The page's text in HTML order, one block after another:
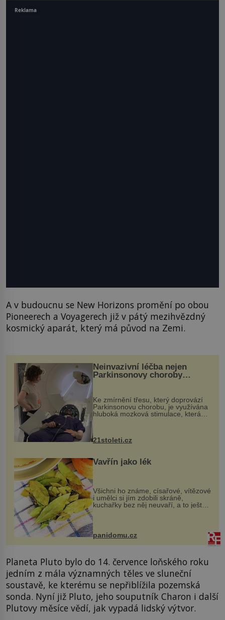
A v budoucnu se New Horizons promění po obou
Pioneerech a Voyagerech již v pátý mezihvězdný
kosmický aparát, který má původ na Zemi.
Neinvazivní léčba nejen
Parkinsonovy choroby
Ke zmírnění třesu, který doprovází
Parkinsonovu chorobu, je využívána
hluboká mozková stimulace, která
však vyžaduje vysoce invazivní
k dostatečně přesnému zacílení ...
21stoleti.cz
Vavřín jako lék
Všichni ho známe, císařové, vítězové
i umělci si jím zdobili skráně,
kuchařky bez něj neuvaří, a to ještě
nevíte, že bobkový list může výrazně
zmírnit některé naše neduhy.
Obsahuje v malém množství ně...
panidomu.cz
Planeta Pluto bylo do 14. července loňského roku
jedním z mála významných těles ve sluneční
soustavě, ke kterému se nepřiblížila pozemská
sonda. Nyní již Pluto, jeho souputník Charon i další
Plutovy měsíce vědí, jak vypadá lidský výtvor.
Reklama